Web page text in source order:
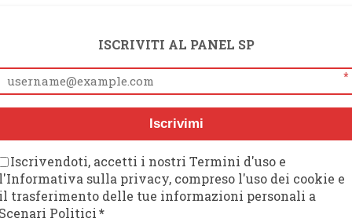
ISCRIVITI AL PANEL SP
*
Iscrivimi
Iscrivendoti, accetti i nostri Termini d'uso e
sulla privacy, compreso l'uso dei cookie e
trasferimento delle tue informazioni personali a
Politici*